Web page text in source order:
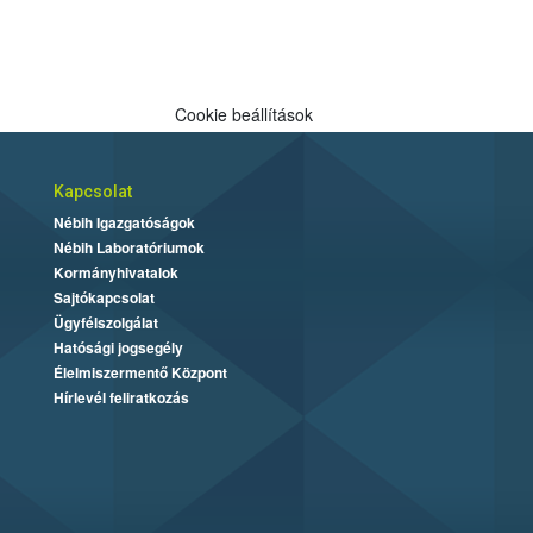
Cookie beállítások
Kapcsolat
Nébih Igazgatóságok
Nébih Laboratóriumok
Kormányhivatalok
Sajtókapcsolat
Ügyfélszolgálat
Hatósági jogsegély
Élelmiszermentő Központ
Hírlevél feliratkozás